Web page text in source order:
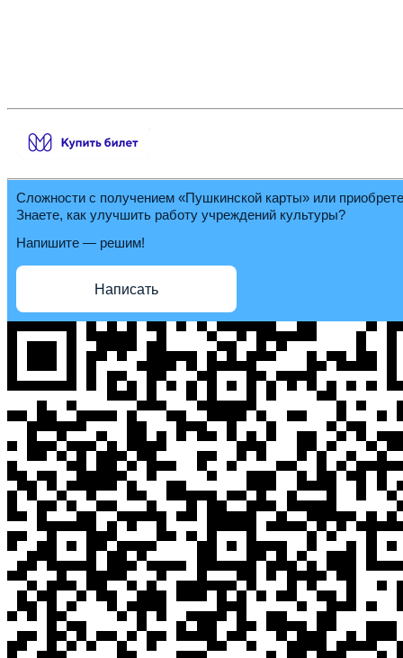
Сложности с получением «Пушкинской карты» или
Знаете, как улучшить работу учреждений культуры?
Напишите — решим!
Написать